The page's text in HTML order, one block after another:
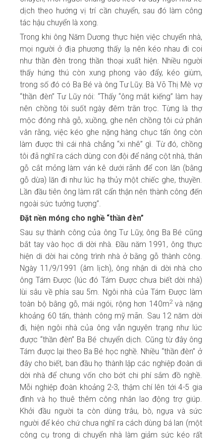
dịch theo hướng vị trí cần chuyển, sau đó làm công
tác hậu chuyển là xong.
Trong khi ông Năm Dương thực hiện việc chuyển nhà,
mọi người ở địa phương thấy lạ nên kéo nhau đi coi
như thần đèn trong thần thoại xuất hiện. Nhiều người
thấy hứng thú còn xung phong vào đẩy, kéo giùm,
trong số đó có Ba Bé và ông Tư Lũy. Bà Võ Thị Mè vợ
“thần đèn” Tư Lũy nói: “Thấy “ông mắt kiếng” làm hay
nên chồng tôi suốt ngày đêm trằn trọc. Từng là thợ
mộc đóng nhà gỗ, xuồng, ghe nên chồng tôi cứ phân
vân rằng, việc kéo ghe nặng hàng chục tấn ông còn
làm được thì cái nhà chẳng “xi nhê” gì. Từ đó, chồng
tôi đã nghĩ ra cách dùng con đội để nâng cột nhà, thân
gỗ cắt mỏng làm ván kê dưới rãnh để con lăn (bằng
gỗ dừa) lăn đi như lúc hạ thủy một chiếc ghe, thuyền.
Lần đầu tiên ông làm rất cẩn thận nên thành công đến
ngoài sức tưởng tượng”.
Đặt nền móng cho nghề “thần đèn”
Sau sự thành công của ông Tư Lũy, ông Ba Bé cũng
bắt tay vào học di dời nhà. Đầu năm 1991, ông thực
hiện di dời hai công trình nhà ở bằng gỗ thành công.
Ngày 11/9/1991 (âm lịch), ông nhận di dời nhà cho
ông Tám Được (lúc đó Tám Được chưa biết dời nhà)
lùi sâu về phía sau 5m. Ngôi nhà của Tám Được làm
toàn bộ bằng gỗ, mái ngói, rộng hơn 140m2và nặng
khoảng 60 tấn, thành công mỹ mãn. Sau 12 năm dời
đi, hiện ngôi nhà của ông vẫn nguyên trạng như lúc
được “thần đèn” Ba Bé chuyển dịch. Cũng từ đây ông
Tám được lại theo Ba Bé học nghề. Nhiều “thần đèn” ở
đây cho biết, ban đầu họ thành lập các nghiệp đoàn di
dời nhà để chung vốn cho bớt chi phí sắm đồ nghề.
Mỗi nghiệp đoàn khoảng 2-3, thậm chí lên tới 4-5 gia
đình và họ thuê thêm công nhân lao động trợ giúp.
Khởi đầu người ta còn dùng trâu, bò, ngựa và sức
người để kéo chứ chưa nghĩ ra cách dùng bá lan (một
công cụ trong di chuyển nhà làm giảm sức kéo rất